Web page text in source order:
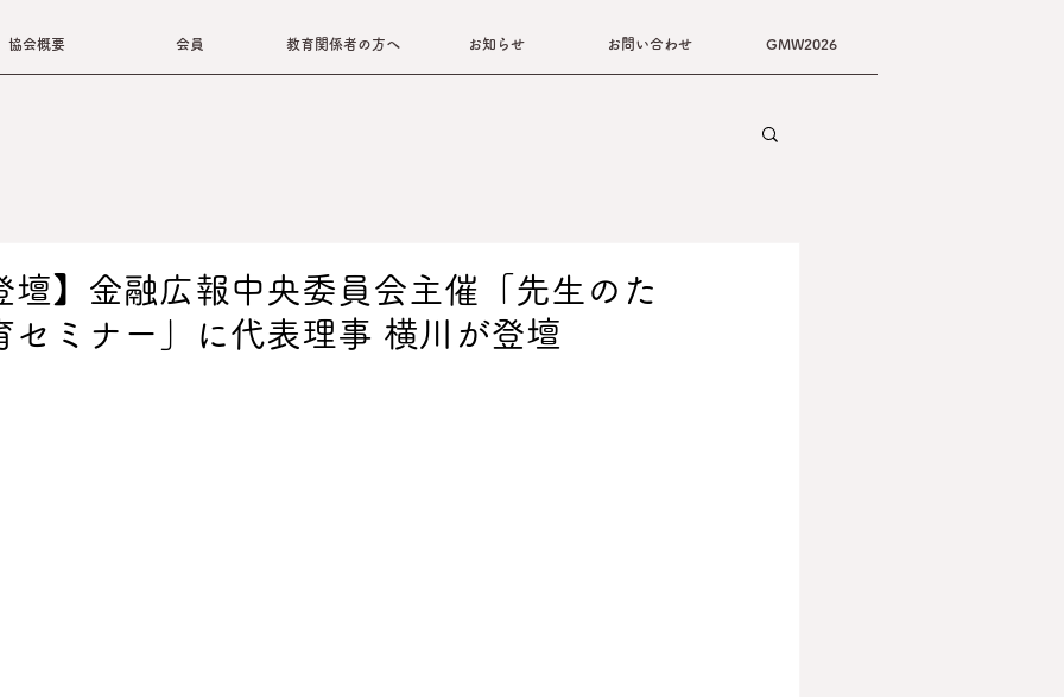
協会概要 会員 教育関係者の方へ お知らせ お問い合わせ GMW2026
壇】金融広報中央委員会主催「先生のた
セミナー」に代表理事 横川が登壇